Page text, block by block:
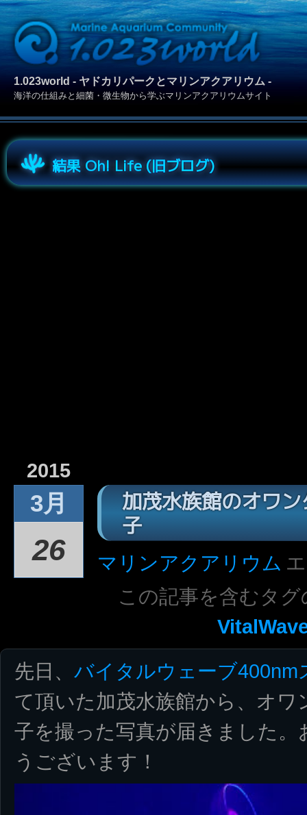
1.023world - ヤドカリパークとマリンアクアリウム -
海洋の仕組みと細菌・微生物から学ぶマリンアクアリウムサイト
結果 Oh! Life (旧ブログ)
2015
3月
26
加茂水族館のオワ
子
マリンアクアリウム
この記事を含むタ
先日、 バイタルウェーブ400nm
て頂いた加茂水族館から、オ
子を撮った写真が届きました
うございます！